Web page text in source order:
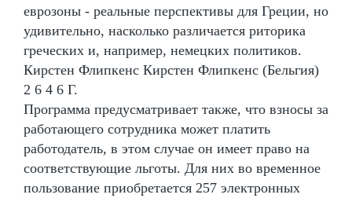
еврозоны - реальные перспективы для Греции, но
удивительно, насколько различается риторика
греческих и, например, немецких политиков.
Кирстен Флипкенс Кирстен Флипкенс (Бельгия)
2 6 4 6 Г.
Программа предусматривает также, что взносы за
работающего сотрудника может платить
работодатель, в этом случае он имеет право на
соответствующие льготы. Для них во временное
пользование приобретается 257 электронных